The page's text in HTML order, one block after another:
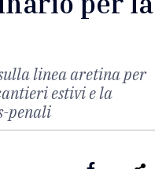
linea aretina per
estivi e la
penali